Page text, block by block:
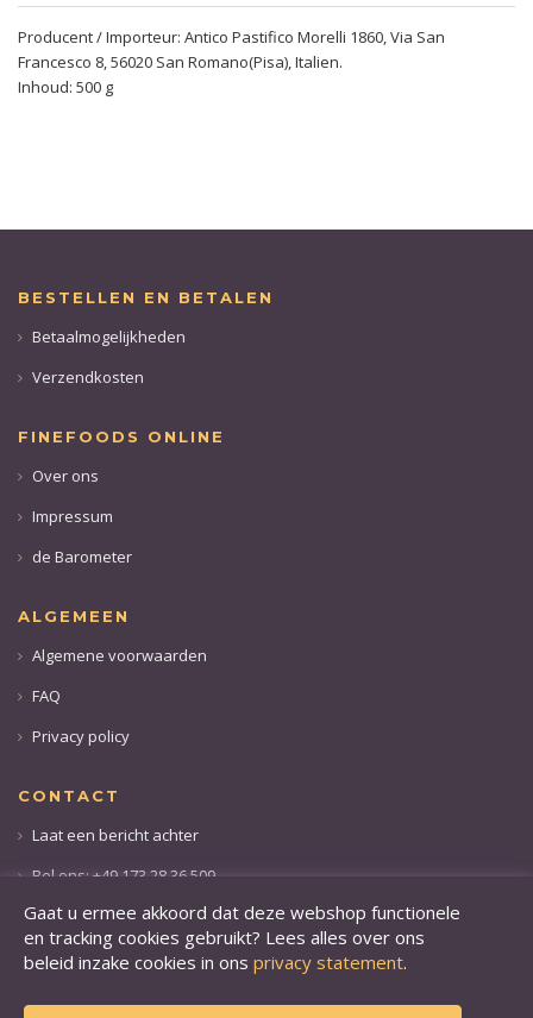
Producent / Importeur: Antico Pastifico Morelli 1860, Via San
Francesco 8, 56020 San Romano(Pisa), Italien.
Inhoud: 500 g
BESTELLEN EN BETALEN
Betaalmogelijkheden
Verzendkosten
FINEFOODS ONLINE
Over ons
Impressum
de Barometer
ALGEMEEN
Algemene voorwaarden
FAQ
Privacy policy
CONTACT
Laat een bericht achter
Bel ons: +49 173 28 36 509
Gaat u ermee akkoord dat deze webshop functionele
en tracking cookies gebruikt? Lees alles over ons
beleid inzake cookies in ons privacy statement.